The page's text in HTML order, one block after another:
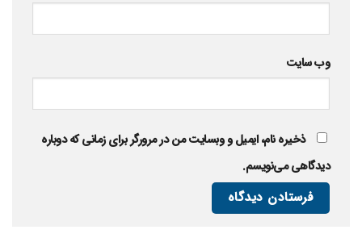
وب‌ سایت
ذخیره نام، ایمیل و وبسایت من در مرورگر برای زمانی که دوباره
دیدگاهی می‌نویسم.